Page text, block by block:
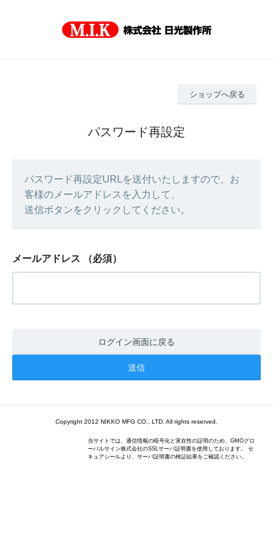
ショップへ戻る
パスワード再設定
パスワード再設定URLを送付いたしますので、お
客様のメールアドレスを入力して、
送信ボタンをクリックしてください。
メールアドレス （必須）
ログイン画面に戻る
Copyright 2012 NIKKO MFG CO., LTD. All rights reserved.
当サイトでは、通信情報の暗号化と実在性の証明のため、GMOグロ
ーバルサイン株式会社のSSLサーバ証明書を使用しております。 セ
キュアシールより、サーバ証明書の検証結果をご確認ください。